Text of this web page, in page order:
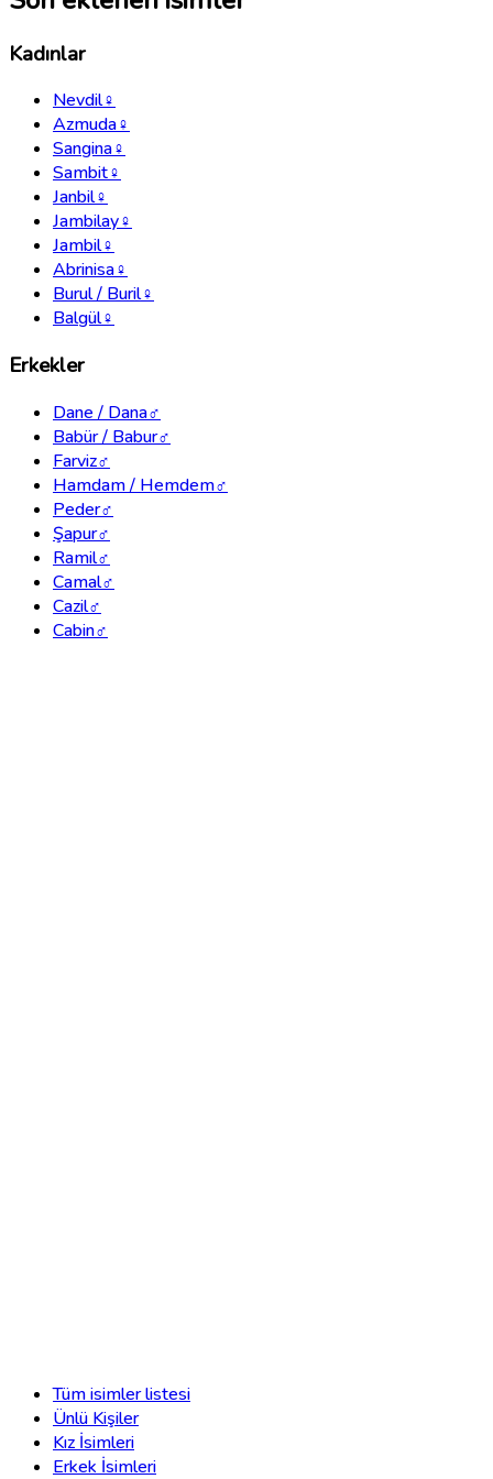
Kadınlar
Nevdil♀
Azmuda♀
Sangina♀
Sambit♀
Janbil♀
Jambilay♀
Jambil♀
Abrinisa♀
Burul / Buril♀
Balgül♀
Erkekler
Dane / Dana♂
Babür / Babur♂
Farviz♂
Hamdam / Hemdem♂
Peder♂
Şapur♂
Ramil♂
Camal♂
Cazil♂
Cabin♂
Tüm isimler listesi
Ünlü Kişiler
Kız İsimleri
Erkek İsimleri